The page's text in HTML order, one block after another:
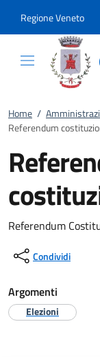
Regione Veneto
Home /
Referendum
Referendum
Condividi
Argomenti
Elezioni